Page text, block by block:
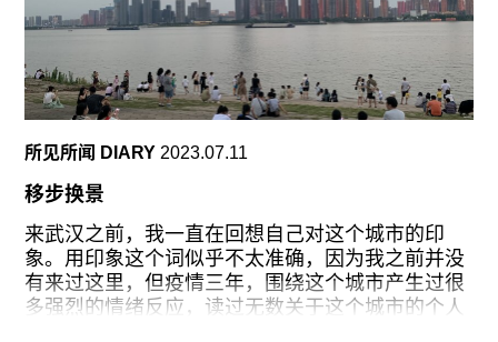
预展第一天，我的行程从绿城花园（Giardini）开
始。前往展场的水上巴士上满是世界各地的艺术观
众，连站立位置都要靠抢，很多穿着上好行头但又
没能坐上taxi的旅客只能忍受自己昂贵的皮鞋被多
次踩踏。中途上船的一位牵着狗的本地老人似乎难
并不像谦卑的游客，他只能不断的用意大利语唾骂
周围没有边界感的聒噪外国人，由此激发的英语德
语和意大利语的角力一直持续至巴士到岸。
进入绿城花园，我并没有从中央展馆（central
pavilion）的主题展开始，而是决定先看完周围的国
家馆。离入口最近的西班牙馆以秘鲁移民艺术家桑
所见所闻 DIARY 2023.07.11
移步换景
来武汉之前，我一直在回想自己对这个城市的印
象。用印象这个词似乎不太准确，因为我之前并没
有来过这里，但疫情三年，围绕这个城市产生过很
多强烈的情绪反应，读过无数关于这个城市的个人